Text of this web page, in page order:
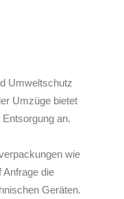
Umweltschutz
Umzüge bietet
an.
wie
Anfrage die
Geräten.